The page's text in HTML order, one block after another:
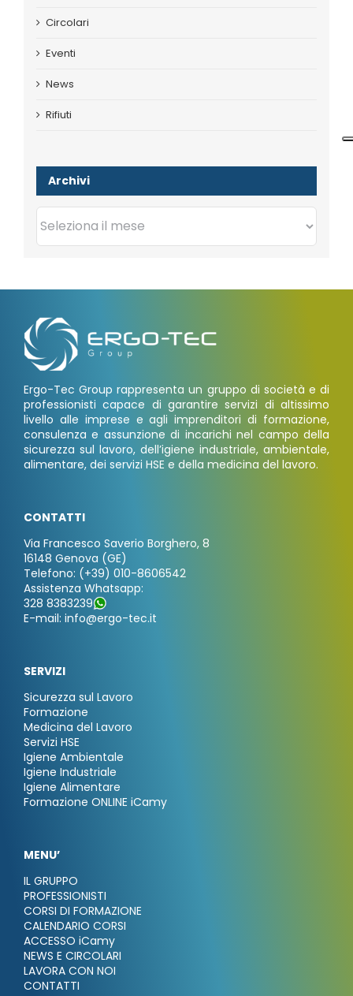
Circolari
Eventi
News
Rifiuti
Archivi
Archivi
Ergo-Tec Group rappresenta un gruppo di società e di
professionisti capace di garantire servizi di altissimo
livello alle imprese e agli imprenditori di formazione,
consulenza e assunzione di incarichi nel campo della
sicurezza sul lavoro, dell’igiene industriale, ambientale,
alimentare, dei servizi HSE e della medicina del lavoro.
CONTATTI
Via Francesco Saverio Borghero, 8
16148 Genova (GE)
Telefono: (+39) 010-8606542
Assistenza Whatsapp:
328 8383239
E-mail: info@ergo-tec.it
SERVIZI
Sicurezza sul Lavoro
Formazione
Medicina del Lavoro
Servizi HSE
Igiene Ambientale
Igiene Industriale
Igiene Alimentare
Formazione ONLINE iCamy
MENU’
IL GRUPPO
PROFESSIONISTI
CORSI DI FORMAZIONE
CALENDARIO CORSI
ACCESSO iCamy
NEWS E CIRCOLARI
LAVORA CON NOI
CONTATTI